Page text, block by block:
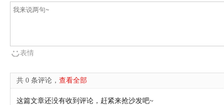
表情
共 0 条评论， 查看全部
这篇文章还没有收到评论，赶紧来抢沙发吧~